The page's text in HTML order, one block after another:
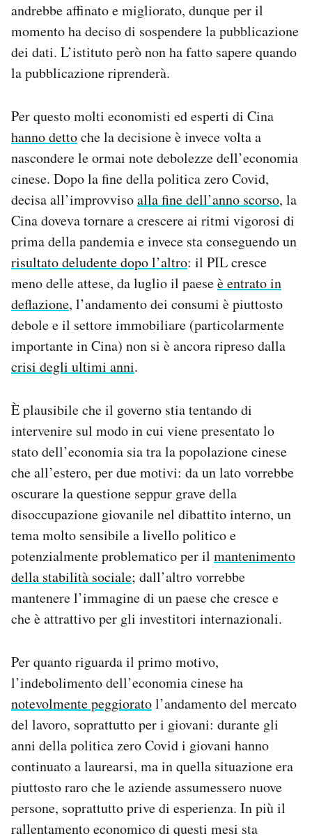
andrebbe affinato e migliorato, dunque per il
momento ha deciso di sospendere la pubblicazione
dei dati. L’istituto però non ha fatto sapere quando
la pubblicazione riprenderà.
Per questo molti economisti ed esperti di Cina
hanno dettoche la decisione è invece volta a
nascondere le ormai note debolezze dell’economia
cinese. Dopo la fine della politica zero Covid,
decisa all’improvvisoalla fine dell’anno scorso, la
Cina doveva tornare a crescere ai ritmi vigorosi di
prima della pandemia e invece sta conseguendo un
risultato deludente dopo l’altro: il PIL cresce
meno delle attese, da luglio il paeseè entrato in
deflazione, l’andamento dei consumi è piuttosto
debole e il settore immobiliare (particolarmente
importante in Cina) non si è ancora ripreso dalla
crisi degli ultimi anni.
È plausibile che il governo stia tentando di
intervenire sul modo in cui viene presentato lo
stato dell’economia sia tra la popolazione cinese
che all’estero, per due motivi: da un lato vorrebbe
oscurare la questione seppur grave della
disoccupazione giovanile nel dibattito interno, un
tema molto sensibile a livello politico e
potenzialmente problematico per il mantenimento
della stabilità sociale; dall’altro vorrebbe
mantenere l’immagine di un paese che cresce e
che è attrattivo per gli investitori internazionali.
Per quanto riguarda il primo motivo,
l’indebolimento dell’economia cinese ha
notevolmente peggioratol’andamento del mercato
del lavoro, soprattutto per i giovani: durante gli
anni della politica zero Covid i giovani hanno
continuato a laurearsi, ma in quella situazione era
piuttosto raro che le aziende assumessero nuove
persone, soprattutto prive di esperienza. In più il
rallentamento economico di questi mesi sta